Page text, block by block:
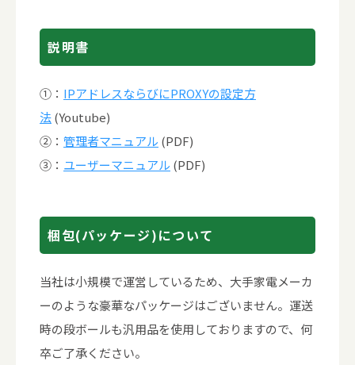
説明書
①： IPアドレスならびにPROXYの設定方
法(Youtube)
②： 管理者マニュアル (PDF)
③： ユーザーマニュアル (PDF)
梱包(パッケージ)について
当社は小規模で運営しているため、大手家電メーカ
ーのような豪華なパッケージはございません。運送
時の段ボールも汎用品を使用しておりますので、何
卒ご了承ください。